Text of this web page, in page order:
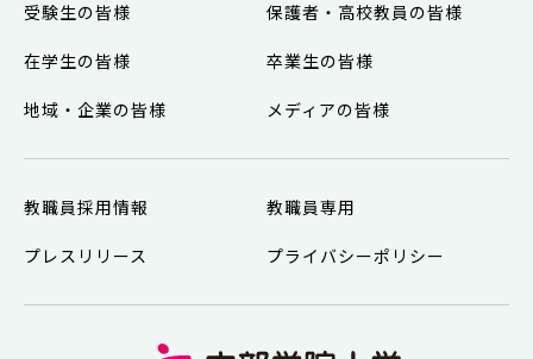
受験生の皆様 保護者・高校教員の皆様
在学生の皆様 卒業生の皆様
地域・企業の皆様 メディアの皆様
教職員採用情報 教職員専用
プレスリリース プライバシーポリシー